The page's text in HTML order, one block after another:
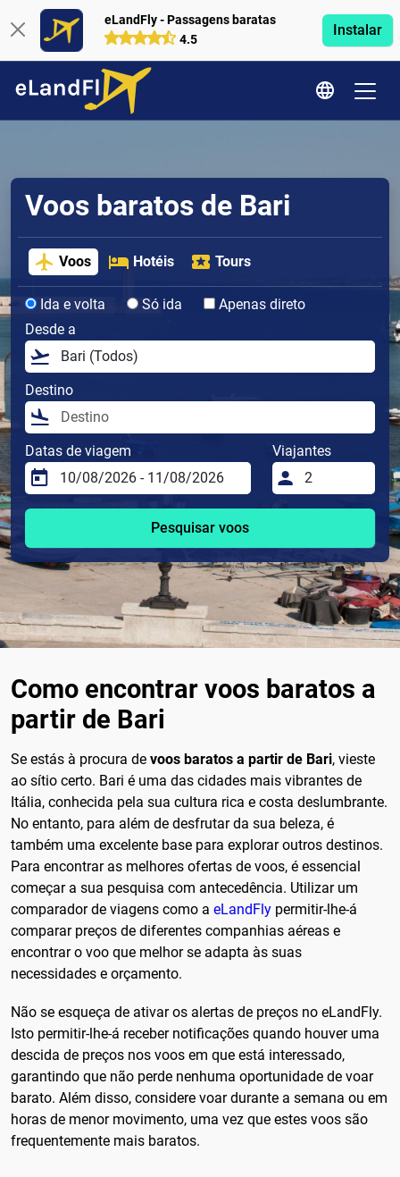
eLandFly - Passagens baratas
4.5
Instalar
Voos baratos de Bari
Voos Hotéis Tours
Ida e volta Só ida
Apenas direto
Desde a
Destino
Datas de viagem Viajantes
Pesquisar voos
Como encontrar voos baratos a
partir de Bari
Se estás à procura de voos baratos a partir de Bari, vieste
ao sítio certo. Bari é uma das cidades mais vibrantes de
Itália, conhecida pela sua cultura rica e costa deslumbrante.
No entanto, para além de desfrutar da sua beleza, é
também uma excelente base para explorar outros destinos.
Para encontrar as melhores ofertas de voos, é essencial
começar a sua pesquisa com antecedência. Utilizar um
comparador de viagens como a eLandFly permitir-lhe-á
comparar preços de diferentes companhias aéreas e
encontrar o voo que melhor se adapta às suas
necessidades e orçamento.
Não se esqueça de ativar os alertas de preços no eLandFly.
Isto permitir-lhe-á receber notificações quando houver uma
descida de preços nos voos em que está interessado,
garantindo que não perde nenhuma oportunidade de voar
barato. Além disso, considere voar durante a semana ou em
horas de menor movimento, uma vez que estes voos são
frequentemente mais baratos.